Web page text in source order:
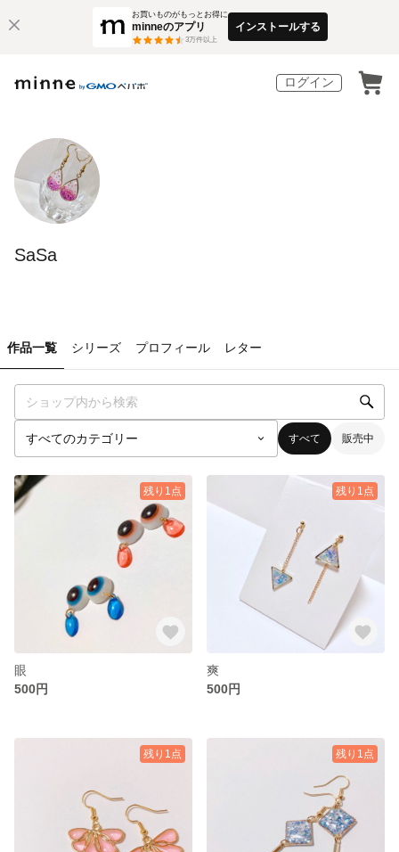
お買いものがもっとお得に
minneのアプリ
3万件以上
インストールする
ログイン
SaSa
作品一覧 シリーズ プロフィール レター
すべて 販売中
残り1点
眼
500円
残り1点
爽
500円
残り1点 残り1点